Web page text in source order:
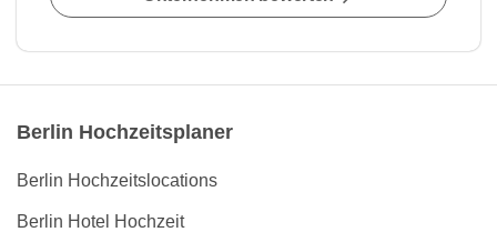
Berlin Hochzeitsplaner
Berlin Hochzeitslocations
Berlin Hotel Hochzeit